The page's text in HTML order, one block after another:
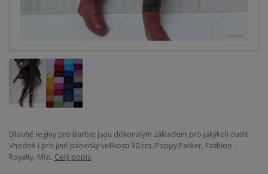
Dlouhé legíny pro Barbie jsou dokonalým základem pro jakýkoli outfit.
Vhodné i pro jiné panenky velikosti 30 cm. Poppy Parker, Fashion
Royalty, Mizi. Celý popis